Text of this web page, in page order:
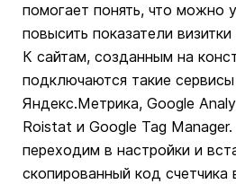
помогает понять, что можно
повысить показатели
К сайтам, созданным на
подключаются такие сервисы
Яндекс.Метрика, Google
Roistat и Google Tag
переходим в настройки и
скопированный код счетчика